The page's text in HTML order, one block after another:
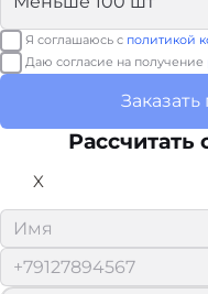
Я соглашаюсь с политикой
Даю согласие на получение
Рассчитать
X